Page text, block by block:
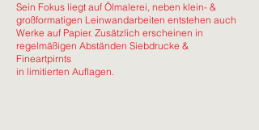
Sein Fokus liegt auf Ölmalerei, neben klein- &
großformatigen Leinwandarbeiten entstehen auch
Werke auf Papier. Zusätzlich erscheinen in
regelmäßigen Abständen Siebdrucke &
Fineartpirnts
in limitierten Auflagen.